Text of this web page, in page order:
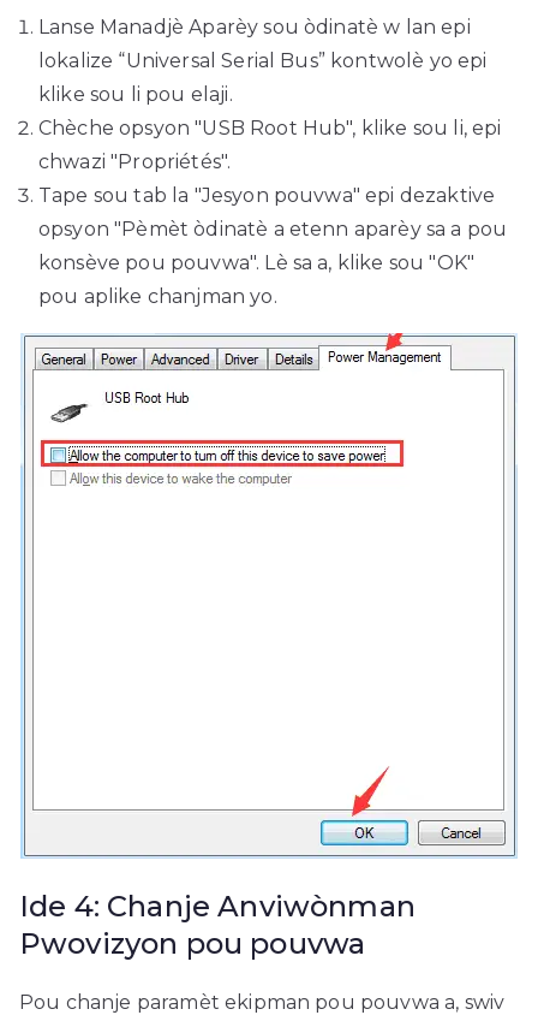
Lanse Manadjè Aparèy sou òdinatè w lan epi
lokalize “Universal Serial Bus” kontwolè yo epi
klike sou li pou elaji.
Chèche opsyon "USB Root Hub", klike sou li, epi
chwazi "Propriétés".
Tape sou tab la "Jesyon pouvwa" epi dezaktive
opsyon "Pèmèt òdinatè a etenn aparèy sa a pou
konsève pou pouvwa". Lè sa a, klike sou "OK"
pou aplike chanjman yo.
Ide 4: Chanje Anviwònman
Pwovizyon pou pouvwa
Pou chanje paramèt ekipman pou pouvwa a, swiv